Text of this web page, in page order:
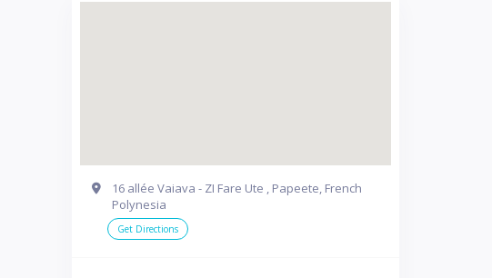
16 allée Vaiava - ZI Fare Ute , Papeete, French
Polynesia
Get Directions